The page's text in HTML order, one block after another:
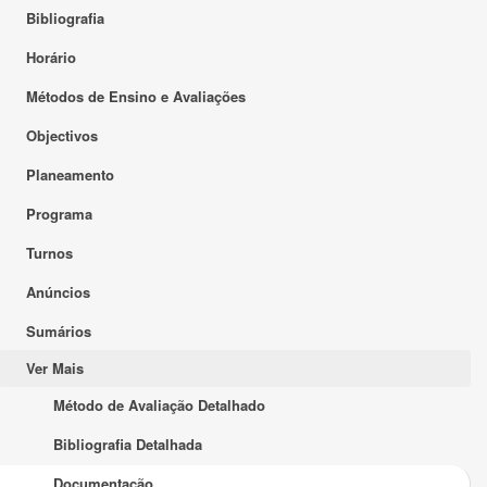
Bibliografia
Horário
Métodos de Ensino e Avaliações
Objectivos
Planeamento
Programa
Turnos
Anúncios
Sumários
Ver Mais
Método de Avaliação Detalhado
Bibliografia Detalhada